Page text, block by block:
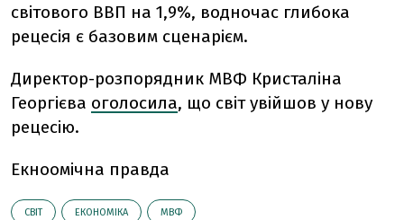
світового ВВП на 1,9%, водночас глибока
рецесія є базовим сценарієм.
Директор-розпорядник МВФ Кристаліна
Георгієва оголосила, що світ увійшов у нову
рецесію.
Екноомічна правда
СВІТ ЕКОНОМІКА МВФ